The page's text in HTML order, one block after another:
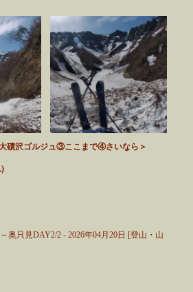
磧沢ゴルジュ③ここまで④さいなら＞
)
奥只見DAY2/2 - 2026年04月20日 [登山・山